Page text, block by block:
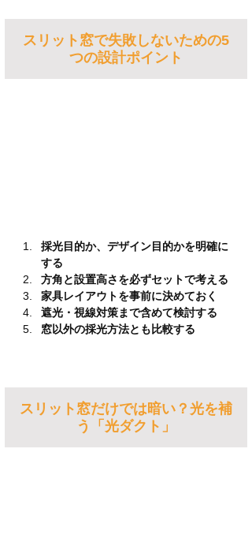
スリット窓で失敗しないための5
つの設計ポイント
採光目的か、デザイン目的かを明確に
する
方角と設置高さを必ずセットで考える
家具レイアウトを事前に決めておく
遮光・視線対策まで含めて検討する
窓以外の採光方法とも比較する
スリット窓だけでは暗い？光を補
う「光ダクト」